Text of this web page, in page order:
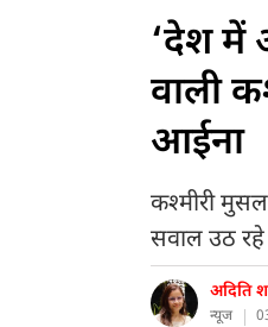
‘देश में
वाली
आईना
कश्मीरी
सवाल उठ रहे
अदिति
न्यूज